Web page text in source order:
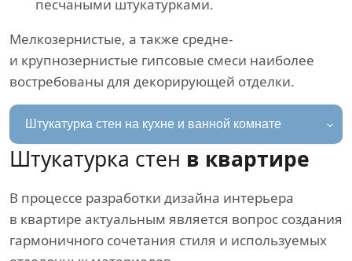
песчаными штукатурками.
Мелкозернистые, а также средне-
и крупнозернистые гипсовые смеси наиболее
востребованы для декорирующей отделки.
Штукатурка стен на кухне и ванной комнате
Штукатурка стен в квартире
В процессе разработки дизайна интерьера
в квартире актуальным является вопрос создания
гармоничного сочетания стиля и используемых